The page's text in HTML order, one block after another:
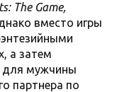
The Game,
вместо игры
а затем
для мужчины
партнера по